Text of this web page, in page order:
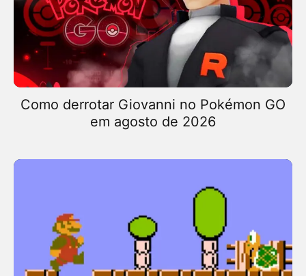
Como derrotar Giovanni no Pokémon GO
em agosto de 2026